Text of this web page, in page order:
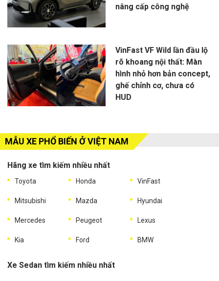
nâng cấp công nghệ
VinFast VF Wild lần đầu lộ
rõ khoang nội thất: Màn
hình nhỏ hơn bản concept,
ghế chỉnh cơ, chưa có
HUD
MẪU XE PHỔ BIẾN Ở VIỆT NAM
Hãng xe tìm kiếm nhiều nhất
Toyota Honda VinFast
Mitsubishi Mazda Hyundai
Mercedes Peugeot Lexus
Kia Ford BMW
Xe Sedan tìm kiếm nhiều nhất